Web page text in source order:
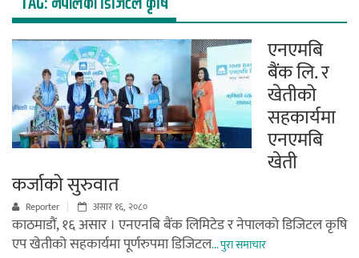
एनएमबि
बैंक लि. र
खेतीको
सहकार्यमा
एनएमबि
खेती
कर्जाको सुरुवात
Reporter असार १६, २०८०
काठमाडौं, १६ असार । एनएनबि बैंक लिमिटेड र नेपालको डिजिटल कृषि
एप खेतीको सहकार्यमा पूर्णरुपमा डिजिटल... पुरा समाचार